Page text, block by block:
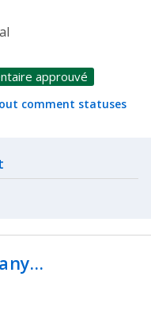
approuvé
comment statuses